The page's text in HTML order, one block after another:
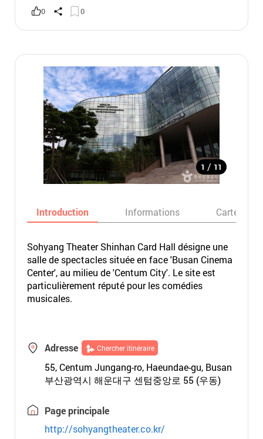
0 0
1 / 11
Introduction Informations Carte
Sohyang Theater Shinhan Card Hall désigne une
salle de spectacles située en face 'Busan Cinema
Center', au milieu de 'Centum City'. Le site est
particulièrement réputé pour les comédies
musicales.
Adresse Chercher itinéraire
55, Centum Jungang-ro, Haeundae-gu, Busan
부산광역시 해운대구 센텀중앙로 55 (우동)
Page principale
http://sohyangtheater.co.kr/